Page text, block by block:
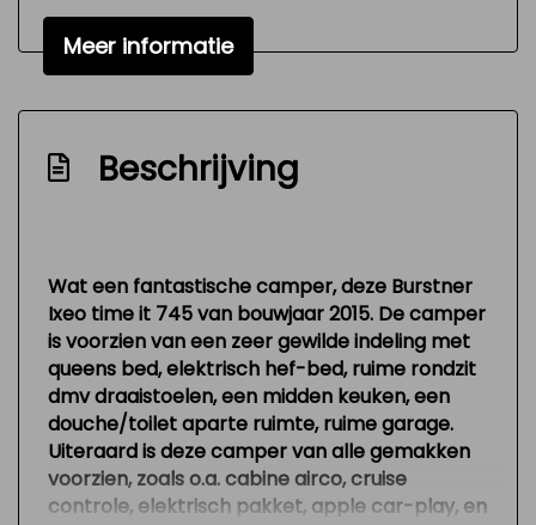
Onderhoudsboekjes aanwezig
Radio cd-speler
Standverwarming
Toilet
Versnellingspook op dashboard
Zeer mooie en technisch goed
onderhouden auto
Interieur
Airco
Keukenblok
Lederen bekleding
Meer informatie
Beschrijving
Wat een fantastische camper, deze Burstner
Ixeo time it 745 van bouwjaar 2015. De camper
is voorzien van een zeer gewilde indeling met
queens bed, elektrisch hef-bed, ruime rondzit
dmv draaistoelen, een midden keuken, een
douche/toilet aparte ruimte, ruime garage.
Uiteraard is deze camper van alle gemakken
voorzien, zoals o.a. cabine airco, cruise
controle, elektrisch pakket, apple car-play, en